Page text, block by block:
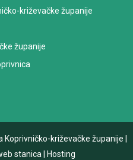
križevačke županije
županije
Koprivničko-križevačke županije
stanica Hosting